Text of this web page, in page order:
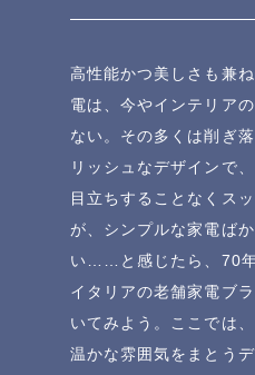
高性能かつ美しさも兼
電は、今やインテリア
ない。その多くは削ぎ
リッシュなデザインで
目立ちすることなくス
が、シンプルな家電ば
い……と感じたら、70
イタリアの老舗家電ブ
いてみよう。ここでは
温かな雰囲気をまとう